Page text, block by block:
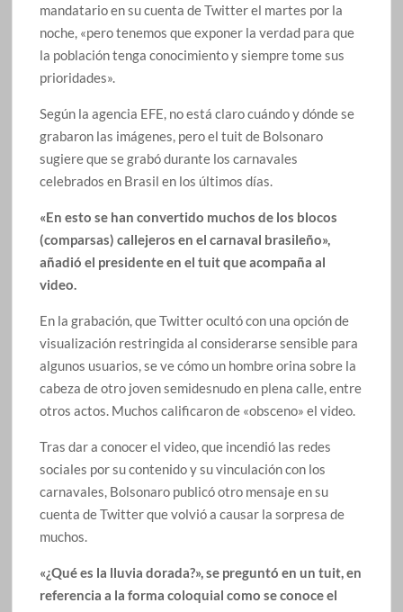
mandatario en su cuenta de Twitter el martes por la
noche, «pero tenemos que exponer la verdad para que
la población tenga conocimiento y siempre tome sus
prioridades».
Según la agencia EFE, no está claro cuándo y dónde se
grabaron las imágenes, pero el tuit de Bolsonaro
sugiere que se grabó durante los carnavales
celebrados en Brasil en los últimos días.
«En esto se han convertido muchos de los blocos
(comparsas) callejeros en el carnaval brasileño»,
añadió el presidente en el tuit que acompaña al
video.
En la grabación, que Twitter ocultó con una opción de
visualización restringida al considerarse sensible para
algunos usuarios, se ve cómo un hombre orina sobre la
cabeza de otro joven semidesnudo en plena calle, entre
otros actos. Muchos calificaron de «obsceno» el video.
Tras dar a conocer el video, que incendió las redes
sociales por su contenido y su vinculación con los
carnavales, Bolsonaro publicó otro mensaje en su
cuenta de Twitter que volvió a causar la sorpresa de
muchos.
«¿Qué es la lluvia dorada?», se preguntó en un tuit, en
referencia a la forma coloquial como se conoce el